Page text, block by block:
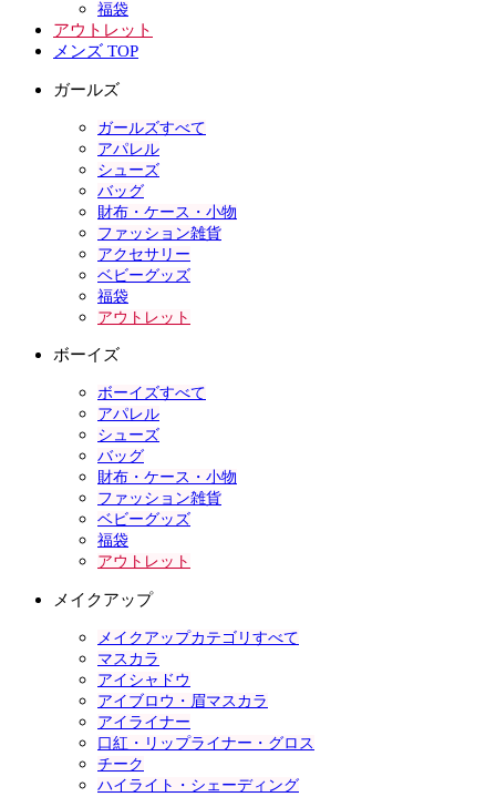
福袋
アウトレット
メンズ TOP
ガールズ
ガールズすべて
アパレル
シューズ
バッグ
財布・ケース・小物
ファッション雑貨
アクセサリー
ベビーグッズ
福袋
アウトレット
ボーイズ
ボーイズすべて
アパレル
シューズ
バッグ
財布・ケース・小物
ファッション雑貨
ベビーグッズ
福袋
アウトレット
メイクアップ
メイクアップカテゴリすべて
マスカラ
アイシャドウ
アイブロウ・眉マスカラ
アイライナー
口紅・リップライナー・グロス
チーク
ハイライト・シェーディング